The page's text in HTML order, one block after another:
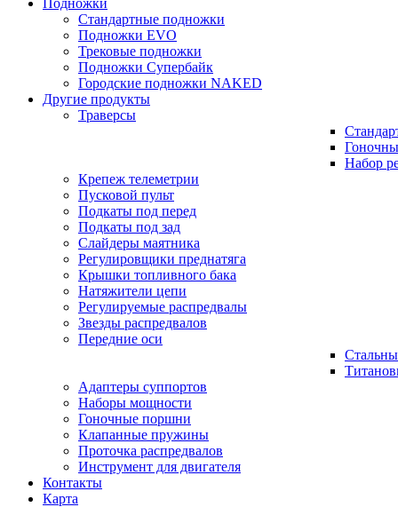
Подножки
Стандартные подножки
Подножки EVO
Трековые подножки
Подножки Супербайк
Городские подножки NAKED
Другие продукты
Траверсы
Набор
Крепеж телеметрии
Пусковой пульт
Подкаты под перед
Подкаты под зад
Слайдеры маятника
Регулировщики преднатяга
Крышки топливного бака
Натяжители цепи
Регулируемые распредвалы
Звезды распредвалов
Передние оси
Адаптеры суппортов
Наборы мощности
Гоночные поршни
Клапанные пружины
Проточка распредвалов
Инструмент для двигателя
Контакты
Карта